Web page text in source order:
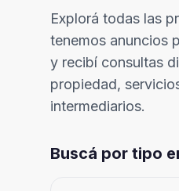
Explorá todas las
tenemos anuncios
y recibí consultas
propiedad,
intermediarios.
Buscá por tipo